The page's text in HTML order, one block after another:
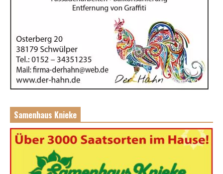
Samenhaus Knieke